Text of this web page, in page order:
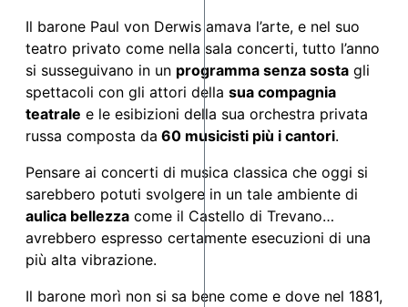
Il barone Paul von Derwis amava l’arte, e nel suo
teatro privato come nella sala concerti, tutto l’anno
si susseguivano in un programma senza sosta gli
spettacoli con gli attori della sua compagnia
teatrale e le esibizioni della sua orchestra privata
russa composta da 60 musicisti più i cantori.
Pensare ai concerti di musica classica che oggi si
sarebbero potuti svolgere in un tale ambiente di
aulica bellezza come il Castello di Trevano…
avrebbero espresso certamente esecuzioni di una
più alta vibrazione.
Il barone morì non si sa bene come e dove nel 1881,